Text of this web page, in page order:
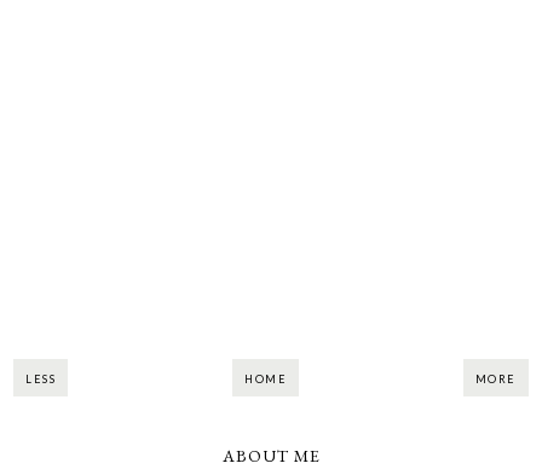
LESS HOME MORE
ABOUT ME